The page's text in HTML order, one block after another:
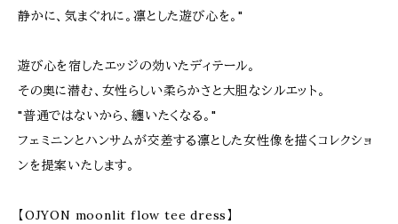
静かに、気まぐれに。凛とした遊び心を。"
遊び心を宿したエッジの効いたディテール。
その奥に潜む、女性らしい柔らかさと大胆なシルエット。
"普通ではないから、纏いたくなる。"
フェミニンとハンサムが交差する凛とした女性像を描くコレクショ
ンを提案いたします。
【OJYON moonlit flow tee dress】